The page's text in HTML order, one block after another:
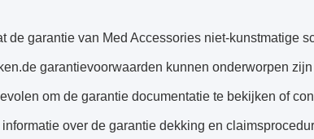
de garantie van Med Accessories niet-kunstmatige
garantievoorwaarden kunnen onderworpen
om de garantie documentatie te bekijken of
over de garantie dekking en